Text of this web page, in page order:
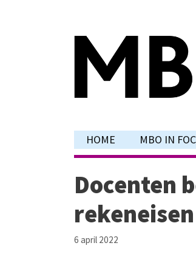
HOME MBO IN
Docenten
6 april 2022